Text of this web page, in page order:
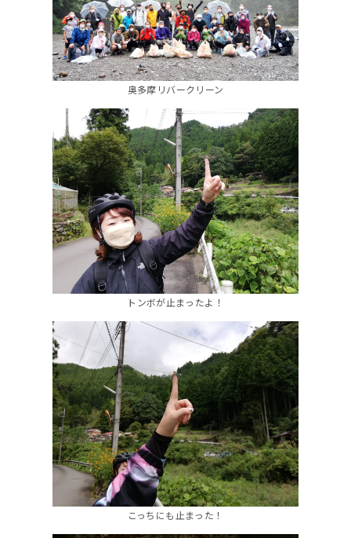
奥多摩リバークリーン
トンボが止まったよ！
こっちにも止まった！